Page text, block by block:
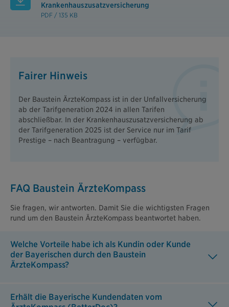
Krankenhauszusatzversicherung
PDF / 135 KB
Fairer Hinweis
Der Baustein ÄrzteKompass ist in der Unfallversicherung
ab der Tarifgeneration 2024 in allen Tarifen
abschließbar. In der Krankenhauszusatzversicherung ab
der Tarifgeneration 2025 ist der Service nur im Tarif
Prestige – nach Beantragung – verfügbar.
FAQ Baustein ÄrzteKompass
Sie fragen, wir antworten. Damit Sie die wichtigsten Fragen
rund um den Baustein ÄrzteKompass beantwortet haben.
Welche Vorteile habe ich als Kundin oder Kunde
der Bayerischen durch den Baustein
ÄrzteKompass?
Erhält die Bayerische Kundendaten vom